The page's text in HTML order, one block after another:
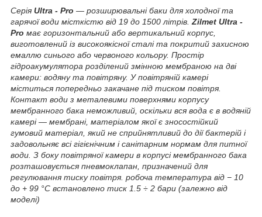
Серія Ultra - Pro — розширювальні баки для холодної та
гарячої води місткістю від 19 до 1500 літрів. Zilmet Ultra -
Pro має горизонтальний або вертикальний корпус,
виготовлений із високоякісної сталі та покритий захисною
емаллю синього або червоного кольору. Простір
гідроакумулятора розділений змінною мембраною на дві
камери: водяну та повітряну. У повітряній камері
міститься попередньо закачане під тиском повітря.
Контакт води з металевими поверхнями корпусу
мембранного бака неможливий, оскільки вся вода є в водяній
камері — мембрані, матеріалом якої є зносостійкий
гумовий матеріал, який не сприйнятливий до дії бактерій і
задовольняє всі гігієнічним і санітарним нормам для питної
води. З боку повітряної камери в корпусі мембранного бака
розташовується пневмоклапан, призначений для
регулювання тиску повітря. робоча температура від − 10
до + 99 °C встановлено тиск 1.5 ÷ 2 бари (залежно від
моделі)